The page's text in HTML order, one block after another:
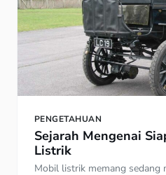
PENGETAHUAN
Sejarah Mengenai
Listrik
Mobil listrik memang sedang